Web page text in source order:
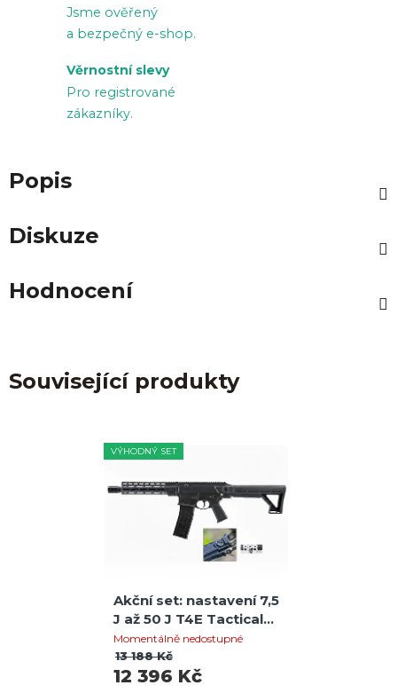
Jsme ověřený
a bezpečný e-shop.
Věrnostní slevy
Pro registrované
zákazníky.
Popis
Diskuze
Hodnocení
Související produkty
VÝHODNÝ SET
Akční set: nastavení 7,5
J až 50 J T4E Tactical
Carbine 68 (Full-Auto)
+ Power Adjuster
Screw
Momentálně nedostupné
12 396 Kč
13 188 Kč